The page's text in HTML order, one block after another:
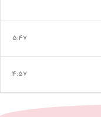
5:47
4:57